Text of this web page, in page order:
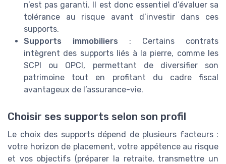
n’est pas garanti. Il est donc essentiel d’évaluer sa
tolérance au risque avant d’investir dans ces
supports.
Supports immobiliers : Certains contrats
intègrent des supports liés à la pierre, comme les
SCPI ou OPCI, permettant de diversifier son
patrimoine tout en profitant du cadre fiscal
avantageux de l’assurance-vie.
Choisir ses supports selon son profil
Le choix des supports dépend de plusieurs facteurs :
votre horizon de placement, votre appétence au risque
et vos objectifs (préparer la retraite, transmettre un